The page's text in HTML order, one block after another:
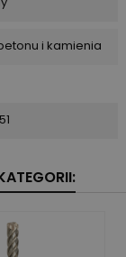
i kamienia